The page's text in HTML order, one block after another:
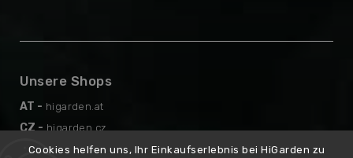
Cookies helfen uns, Ihr Einkaufserlebnis bei HiGarden zu
Unsere Shops
AT - higarden.at
CZ - higarden.cz
EN - higarden.eu